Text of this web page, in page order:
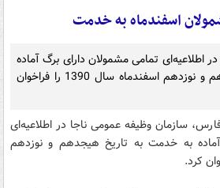
اسفندماه به خدمت
اطلاعیه‌ای تمامی مشمولان دارای برگ آماده
به خدمت به تاریخ هیجدهم و نوزدهم اسفندماه سال 1390 را فراخوان
سازمان وظیفه عمومی ناجا در اطلاعیه‌ای
به خدمت به تاریخ هیجدهم و نوزدهم